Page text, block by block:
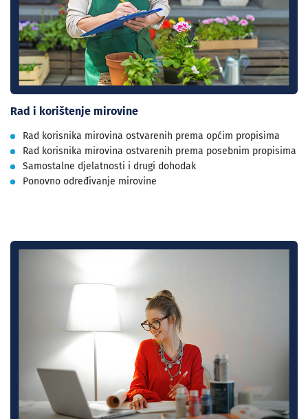
Rad i korištenje mirovine
Rad korisnika mirovina ostvarenih prema općim propisima
Rad korisnika mirovina ostvarenih prema posebnim propisima
Samostalne djelatnosti i drugi dohodak
Ponovno određivanje mirovine